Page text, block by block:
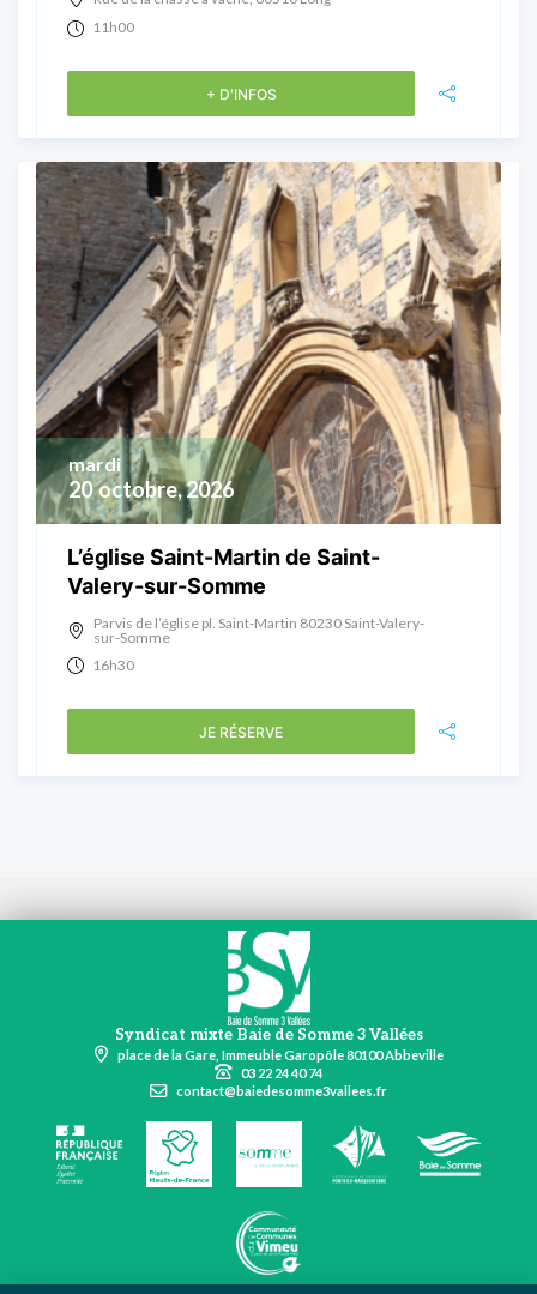
11h00
+ D'INFOS
20 octobre, 2026
mardi
L’église Saint-Martin de Saint-
Valery-sur-Somme
Parvis de l’église pl. Saint-Martin 80230 Saint-Valery-
sur-Somme
16h30
JE RÉSERVE
Syndicat mixte Baie de Somme 3 Vallées
place de la Gare, Immeuble Garopôle 80100 Abbeville
03 22 24 40 74
contact@baiedesomme3vallees.fr